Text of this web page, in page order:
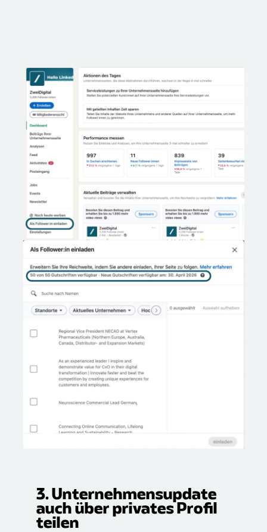
3. Unternehmensupdate
auch über privates Profil
teilen